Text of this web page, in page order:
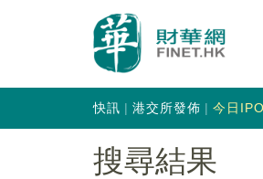
快訊 港交所發佈 今日IPO
搜尋結果